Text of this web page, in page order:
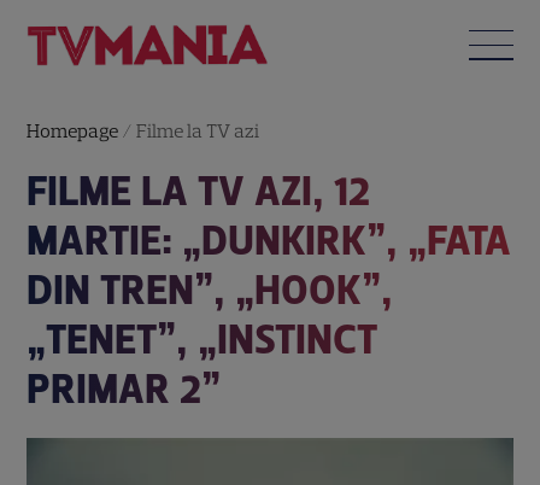
Homepage /Filme la TV azi
FILME LA TV AZI, 12
MARTIE: „DUNKIRK”, „FATA
DIN TREN”, „HOOK”,
„TENET”, „INSTINCT
PRIMAR 2”